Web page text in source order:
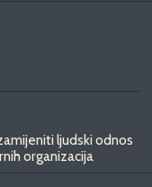
ljudski odnos
organizacija